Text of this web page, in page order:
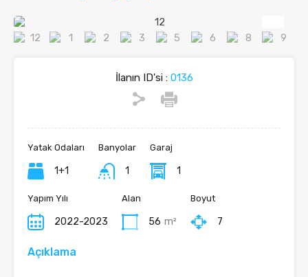
İlanın ID'si :0136
Yatak Odaları
1+1
Banyolar
1
Garaj
1
Yapım Yılı
2022-2023
Alan
56 m²
Boyut
7
Açıklama